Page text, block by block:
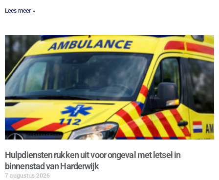
Lees meer »
Hulpdiensten rukken uit voor ongeval met letsel in
binnenstad van Harderwijk
7 augustus 2026